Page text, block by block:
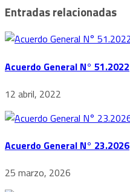
Entradas relacionadas
Acuerdo General N° 51.2022
12 abril, 2022
Acuerdo General N° 23.2026
25 marzo, 2026